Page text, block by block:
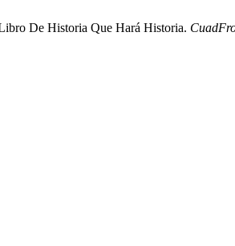
De Historia Que Hará Historia.